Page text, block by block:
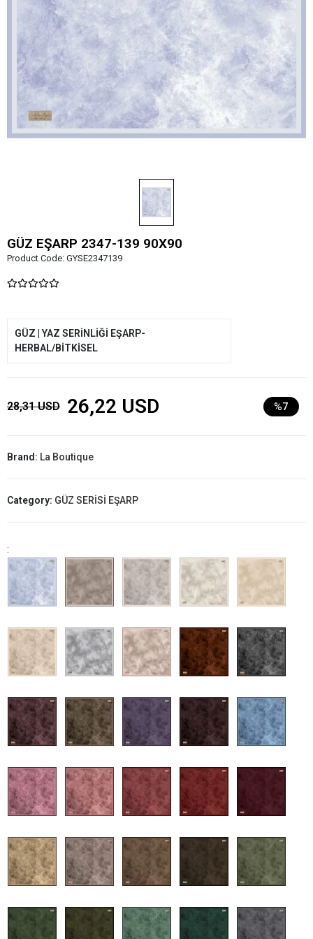
GÜZ EŞARP 2347-139 90X90
Product Code: GYSE2347139
GÜZ | YAZ SERİNLİĞİ EŞARP-
HERBAL/BİTKİSEL
28,31 USD 26,22 USD %7
Brand: La Boutique
Category: GÜZ SERİSİ EŞARP
: